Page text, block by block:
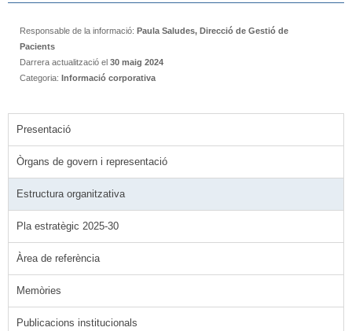
Responsable de la informació: Paula Saludes, Direcció de Gestió de
Pacients
Darrera actualització el 30 maig 2024
Categoria: Informació corporativa
Presentació
Òrgans de govern i representació
Estructura organitzativa
Pla estratègic 2025-30
Àrea de referència
Memòries
Publicacions institucionals